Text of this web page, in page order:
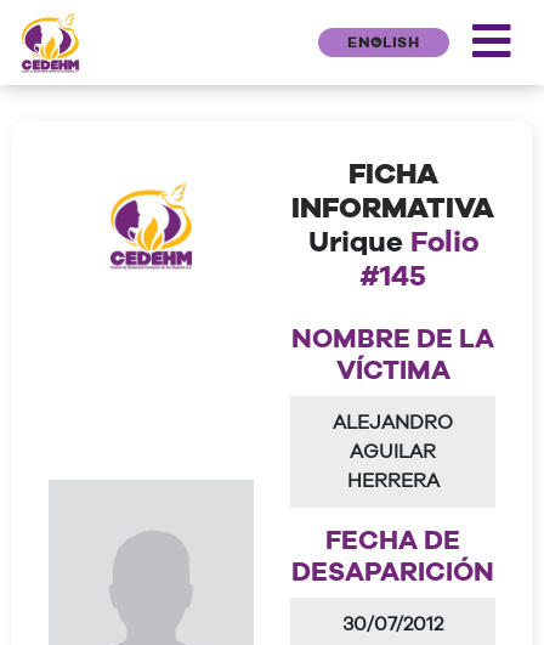
ENGLISH
FICHA
INFORMATIVA
Urique Folio
#145
NOMBRE DE LA
VÍCTIMA
ALEJANDRO
AGUILAR
HERRERA
FECHA DE
DESAPARICIÓN
30/07/2012